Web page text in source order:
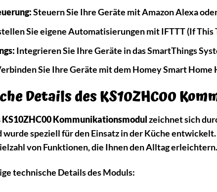
Steuern Sie Ihre Geräte mit Amazon Alexa
Sie eigene Automatisierungen mit IFTTT (If This
Integrieren Sie Ihre Geräte in das SmartThings
Sie Ihre Geräte mit dem Homey Smart Home
Details des KS10ZHC00
KS10ZHC00 Kommunikationsmodul zeichnet sich
wurde speziell für den Einsatz in der Küche
von Funktionen, die Ihnen den Alltag erleichtern.
technische Details des Moduls: